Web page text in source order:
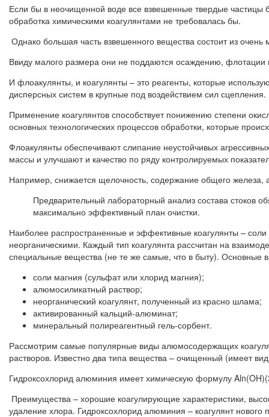
Если бы в неочищенной воде все взвешенные твердые частицы
обработка химическими коагулянтами не требовалась бы.
Однако большая часть взвешенного вещества состоит из
Ввиду малого размера они не поддаются осаждению, флотации
И флоакулянты, и коагулянты – это реагенты, которые
дисперсных систем в крупные под воздействием сил сцепления.
Применение коагулянтов способствует понижению степени
основных технологических процессов обработки, которые
Флоакулянты обеспечивают слипание неустойчивых
массы и улучшают и качество по ряду контролируемых
Например, снижается щелочность, содержание общего железа,
Предварительный лабораторный анализ состава стоков
максимально эффективный план очистки.
Наиболее распространенные и эффективные коагулянты –
неорганическими. Каждый тип коагулянта рассчитан на
специальные вещества (не те же самые, что в быту). Основные
соли магния (сульфат или хлорид магния);
алюмосиликатный раствор;
неорганический коагулянт, полученный из красно шлама;
активированный кальций-алюминат;
минеральный полиреагентный гель-сорбент.
Рассмотрим самые популярные виды алюмосодержащих
растворов. Известно два типа вещества – очищенный (имеет
Гидроксохлорид алюминия имеет химическую формулу
Преимущества – хорошие коагулирующие характеристики,
удаление хлора. Гидроксохлорид алюминия – коагулянт нового